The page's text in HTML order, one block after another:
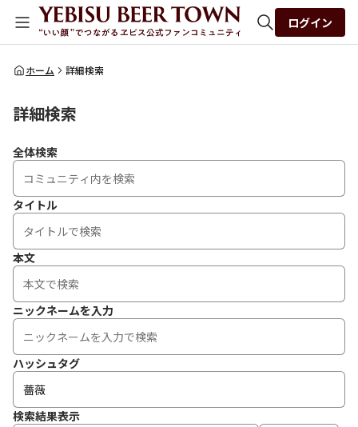
全体検索
ログイン
ホーム 詳細検索
詳細検索
全体検索
タイトル
本文
ニックネームを入力
ハッシュタグ
検索結果表示